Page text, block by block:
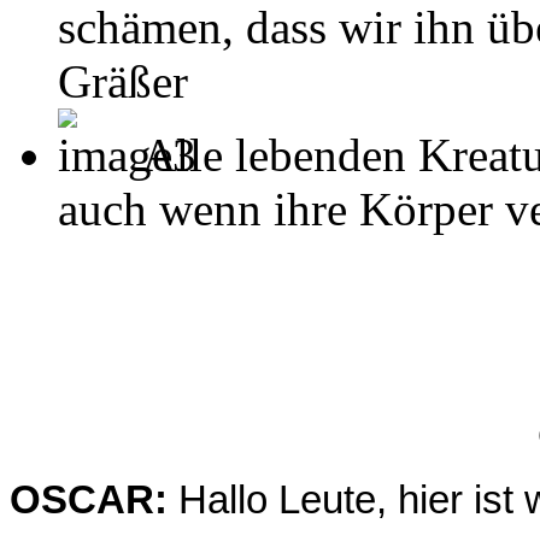
schämen, dass wir ihn
Gräßer
Alle lebenden
auch wenn ihre Körper
OSCAR: Hallo Leute, hier ist